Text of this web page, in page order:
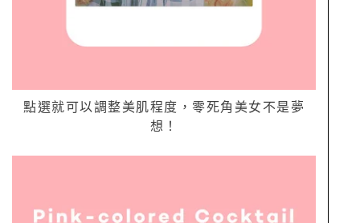
點選就可以調整美肌程度，零死角美女不是夢
想！